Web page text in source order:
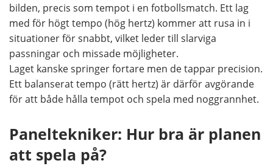
bilden, precis som tempot i en fotbollsmatch. Ett lag
med för högt tempo (hög hertz) kommer att rusa in i
situationer för snabbt, vilket leder till slarviga
passningar och missade möjligheter.
Laget kanske springer fortare men de tappar precision.
Ett balanserat tempo (rätt hertz) är därför avgörande
för att både hålla tempot och spela med noggrannhet.
Paneltekniker: Hur bra är planen
att spela på?